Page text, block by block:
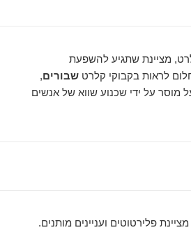
מציינת שתגיע להשפעת
לראות בקבוקי קלרטשבורים,
מוסר על ידי שכנוע שווא של אנשים
פלירטוטים ועניינים מותנים.